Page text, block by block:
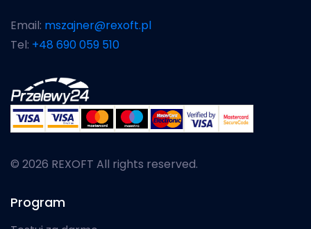
Email: mszajner@rexoft.pl
Tel: +48 690 059 510
© 2026 REXOFT All rights reserved.
Program